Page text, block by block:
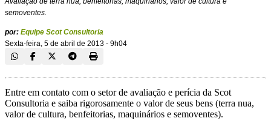
semoventes.
por: Equipe Scot Consultoria
Sexta-feira, 5 de abril de 2013 - 9h04
Entre em contato com o setor de avaliação e perícia da Scot
Consultoria e saiba rigorosamente o valor de seus bens (terra nua,
valor de cultura, benfeitorias, maquinários e semoventes).